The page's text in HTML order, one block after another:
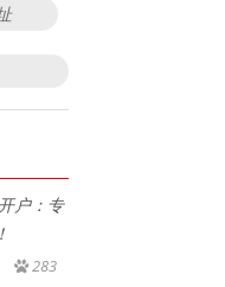
户：专
283